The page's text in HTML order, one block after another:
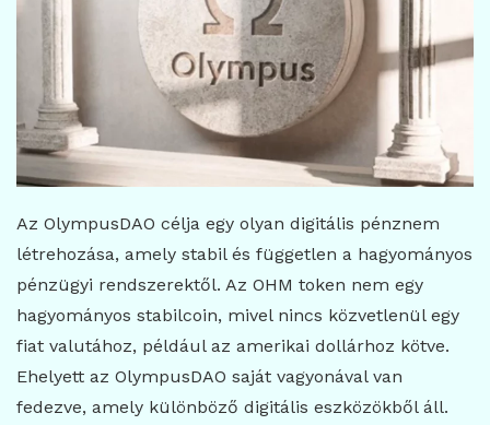
Az OlympusDAO célja egy olyan digitális pénznem
létrehozása, amely stabil és független a hagyományos
pénzügyi rendszerektől. Az OHM token nem egy
hagyományos stabilcoin, mivel nincs közvetlenül egy
fiat valutához, például az amerikai dollárhoz kötve.
Ehelyett az OlympusDAO saját vagyonával van
fedezve, amely különböző digitális eszközökből áll.